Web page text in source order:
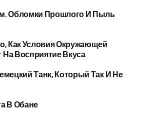
Обломки Прошлого И Пыль
Как Условия Окружающей
Восприятие Вкуса
Танк, Который Так И Не
В Обане